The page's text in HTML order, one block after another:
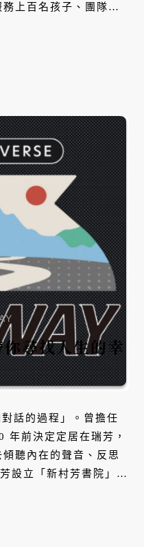
上百名孩子、團隊成
尋找人生的幸
話的過程」。曾擔任
年前決定定居在瑞芳，
聽內在的聲音、反思
設立「新村芳書院」，